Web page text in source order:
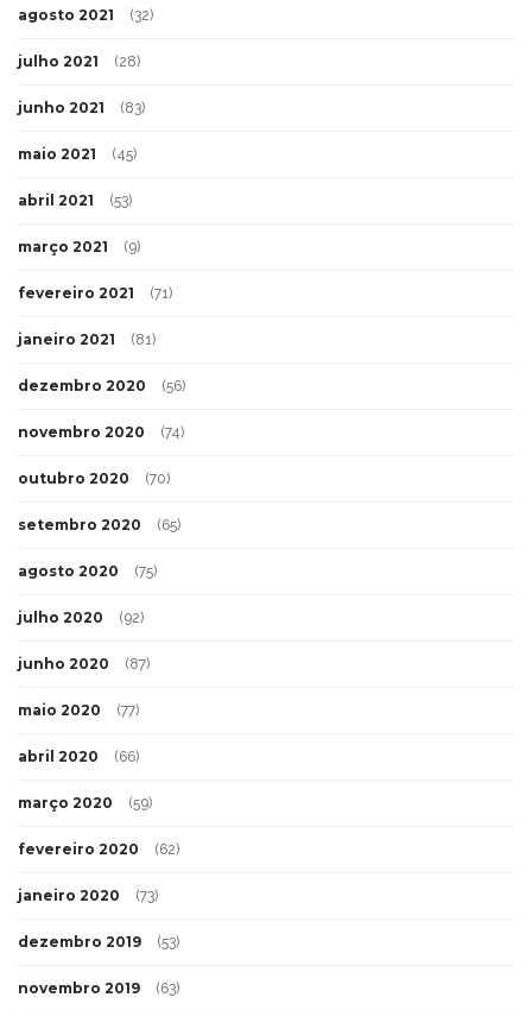
agosto 2021 (32)
julho 2021 (28)
junho 2021 (83)
maio 2021 (45)
abril 2021 (53)
março 2021 (9)
fevereiro 2021 (71)
janeiro 2021 (81)
dezembro 2020 (56)
novembro 2020 (74)
outubro 2020 (70)
setembro 2020 (65)
agosto 2020 (75)
julho 2020 (92)
junho 2020 (87)
maio 2020 (77)
abril 2020 (66)
março 2020 (59)
fevereiro 2020 (62)
janeiro 2020 (73)
dezembro 2019 (53)
novembro 2019 (63)